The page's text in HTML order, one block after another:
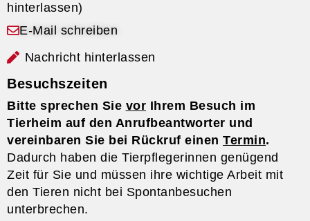
hinterlassen)
E-Mail schreiben
Nachricht hinterlassen
Besuchszeiten
Bitte sprechen Sie vor Ihrem Besuch im
Tierheim auf den Anrufbeantworter und
vereinbaren Sie bei Rückruf einen Termin.
Dadurch haben die Tierpflegerinnen genügend
Zeit für Sie und müssen ihre wichtige Arbeit mit
den Tieren nicht bei Spontanbesuchen
unterbrechen.